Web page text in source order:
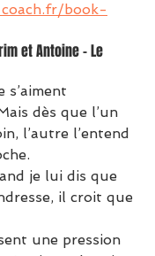
book-
et Antoine – Le
s’aiment
dès que l’un
l’autre l’entend
je lui dis que
il croit que
une pression